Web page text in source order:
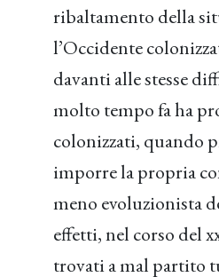
ribaltamento della
l’Occidente
davanti alle stesse
molto tempo fa ha
colonizzati, quando
imporre la propria
meno evoluzionista
effetti, nel corso del
trovati a mal partito